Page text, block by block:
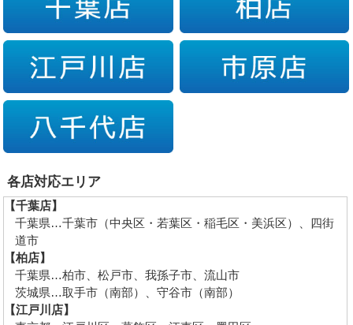
各店対応エリア
【千葉店】
千葉県…千葉市（中央区・若葉区・稲毛区・美浜区）、四街
道市
【柏店】
千葉県…柏市、松戸市、我孫子市、流山市
茨城県…取手市（南部）、守谷市（南部）
【江戸川店】